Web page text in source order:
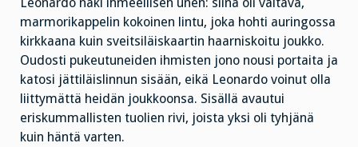
marmorikappelin kokoinen lintu, joka hohti auringossa
kirkkaana kuin sveitsiläiskaartin haarniskoitu joukko.
Oudosti pukeutuneiden ihmisten jono nousi portaita ja
katosi jättiläislinnun sisään, eikä Leonardo voinut olla
liittymättä heidän joukkoonsa. Sisällä avautui
eriskummallisten tuolien rivi, joista yksi oli tyhjänä
kuin häntä varten.